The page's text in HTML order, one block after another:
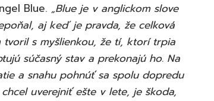
Blue. „Blue je v anglickom slove
aj keď je pravda, že celková
tvoril s myšlienkou, že tí, ktorí trpia
súčasný stav a prekonajú ho. Na
a snahu pohnúť sa spolu dopredu
uverejniť ešte v lete, je škoda,